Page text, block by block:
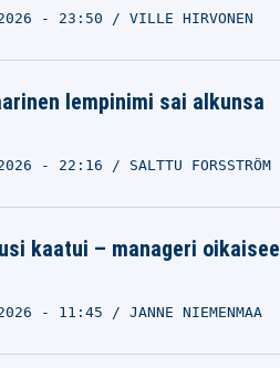
- 23:50 VILLE HIRVONEN
lempinimi sai alkunsa
- 22:16 SALTTU FORSSTRÖM
kaatui – manageri oikaisee
- 11:45 JANNE NIEMENMAA